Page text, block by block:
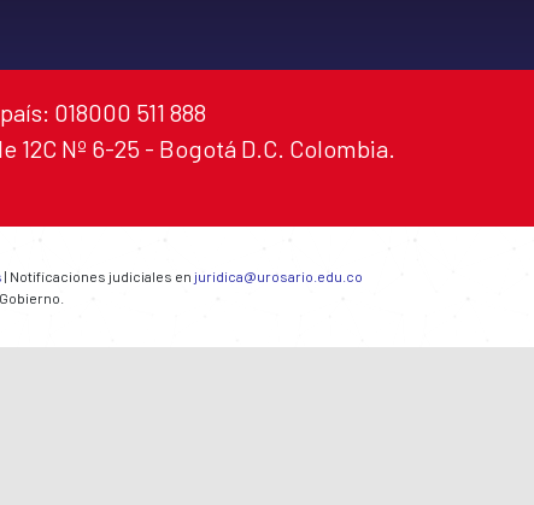
018000 511 888
12C Nº 6-25 - Bogotá D.C. Colombia.
| Notificaciones judiciales en juridica@urosario.edu.co